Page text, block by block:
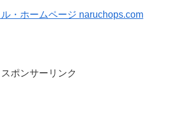
・ホームページ naruchops.com
スポンサーリンク